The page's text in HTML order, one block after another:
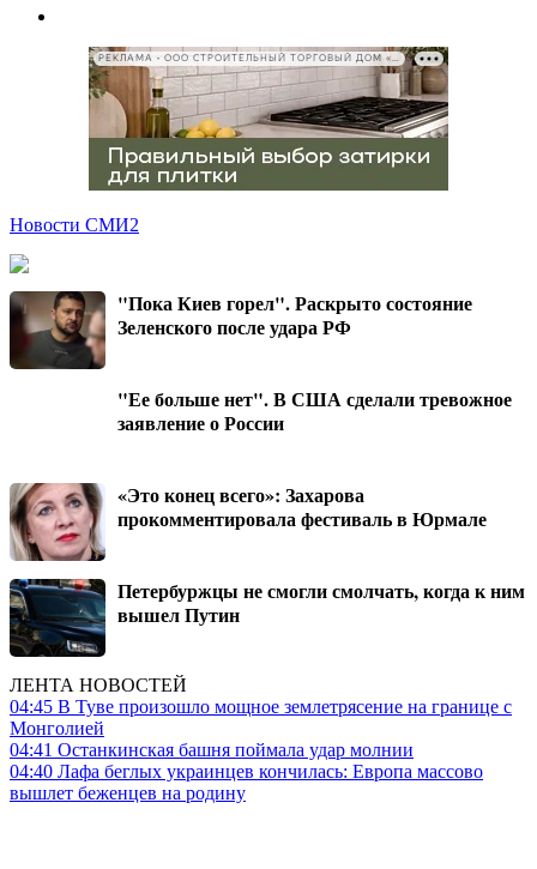
РЕКЛАМА • ООО СТРОИТЕЛЬНЫЙ ТОРГОВЫЙ ДОМ «ПЕТРОВИЧ», ИНН 7802348846
Новости СМИ2
"Пока Киев горел". Раскрыто состояние
Зеленского после удара РФ
"Ее больше нет". В США сделали тревожное
заявление о России
«Это конец всего»: Захарова
прокомментировала фестиваль в Юрмале
Петербуржцы не смогли смолчать, когда к ним
вышел Путин
ЛЕНТА НОВОСТЕЙ
04:45 В Туве произошло мощное землетрясение на границе с
Монголией
04:41 Останкинская башня поймала удар молнии
04:40 Лафа беглых украинцев кончилась: Европа массово
вышлет беженцев на родину